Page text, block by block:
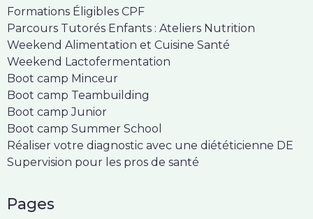
Formations Éligibles CPF
Parcours Tutorés Enfants : Ateliers Nutrition
Weekend Alimentation et Cuisine Santé
Weekend Lactofermentation
Boot camp Minceur
Boot camp Teambuilding
Boot camp Junior
Boot camp Summer School
Réaliser votre diagnostic avec une diététicienne DE
Supervision pour les pros de santé
Pages